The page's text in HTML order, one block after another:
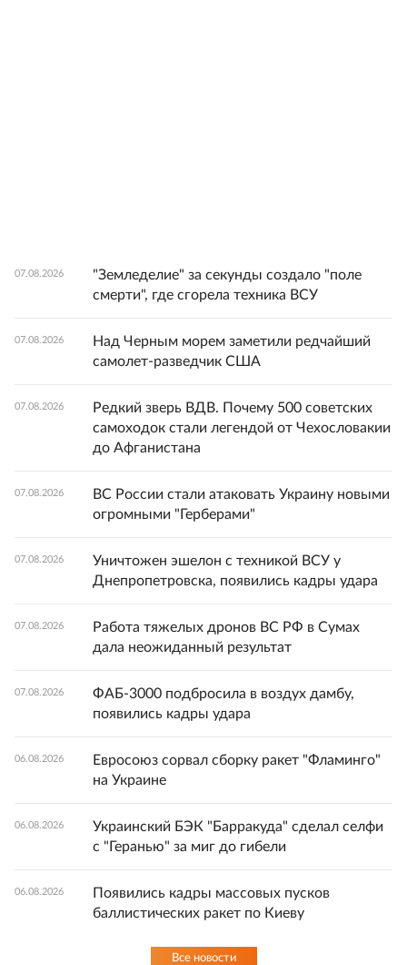
07.08.2026
"Земледелие" за секунды создало "поле
смерти", где сгорела техника ВСУ
07.08.2026
Над Черным морем заметили редчайший
самолет-разведчик США
07.08.2026
Редкий зверь ВДВ. Почему 500 советских
самоходок стали легендой от Чехословакии
до Афганистана
07.08.2026
ВС России стали атаковать Украину новыми
огромными "Герберами"
07.08.2026
Уничтожен эшелон с техникой ВСУ у
Днепропетровска, появились кадры удара
07.08.2026
Работа тяжелых дронов ВС РФ в Сумах
дала неожиданный результат
07.08.2026
ФАБ-3000 подбросила в воздух дамбу,
появились кадры удара
06.08.2026
Евросоюз сорвал сборку ракет "Фламинго"
на Украине
06.08.2026
Украинский БЭК "Барракуда" сделал селфи
с "Геранью" за миг до гибели
06.08.2026
Появились кадры массовых пусков
баллистических ракет по Киеву
Все новости